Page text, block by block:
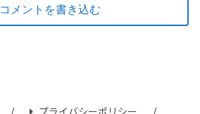
コメントを書き込む
プライバシーポリシー